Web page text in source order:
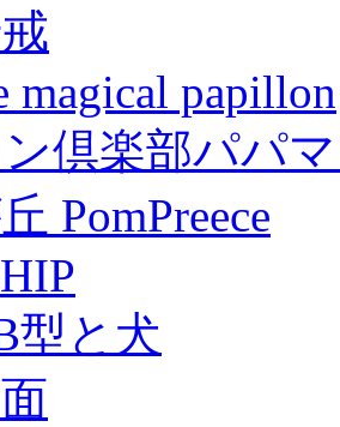
magical papillon
倶楽部パパ
PomPreece
型と犬